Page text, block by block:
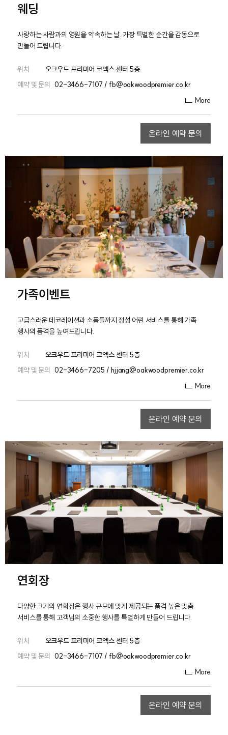
웨딩
사랑하는 사람과의 영원을 약속하는 날. 가장 특별한 순간을 감동으로
만들어 드립니다.
위치
오크우드 프리미어 코엑스 센터 5층
예약 및 문의 02-3466-7107 / fb@oakwoodpremier.co.kr
More
온라인 예약 문의
가족이벤트
고급스러운 데코레이션과 소품들까지 정성 어린 서비스를 통해 가족
행사의 품격을 높여드립니다.
위치
오크우드 프리미어 코엑스 센터 5층
예약 및 문의 02-3466-7205 / hjjang@oakwoodpremier.co.kr
More
온라인 예약 문의
연회장
다양한 크기의 연회장은 행사 규모에 맞게 제공되는 품격 높은 맞춤
서비스를 통해 고객님의 소중한 행사를 특별하게 만들어 드립니다.
위치
오크우드 프리미어 코엑스 센터 5층
예약 및 문의 02-3466-7107 / fb@oakwoodpremier.co.kr
More
온라인 예약 문의